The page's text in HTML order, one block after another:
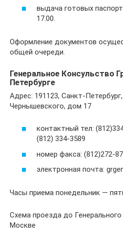
выдача готовых
17.00.
Оформление документов
общей очереди.
Генеральное Консульство
Петербурге
Адрес: 191123, Санкт-
Чернышевского, дом 17
контактный тел:
(812) 334-3589
номер факса: (812)272-
электронная почта:
Часы приема понедельник —
Схема проезда до
Москве